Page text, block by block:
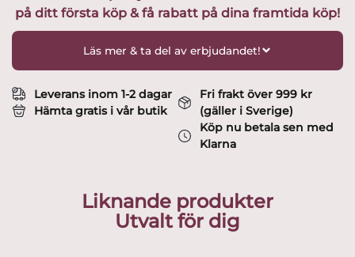
på ditt första köp & få rabatt på dina framtida köp!
Läs mer & ta del av erbjudandet!
Leverans inom 1-2 dagar
Hämta gratis i vår butik
Fri frakt över 999 kr
(gäller i Sverige)
Köp nu betala sen med
Klarna
Liknande produkter
Utvalt för dig